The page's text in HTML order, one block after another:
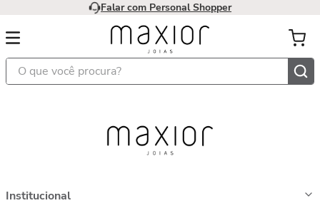
Falar com Personal Shopper
O que você procura?
Institucional